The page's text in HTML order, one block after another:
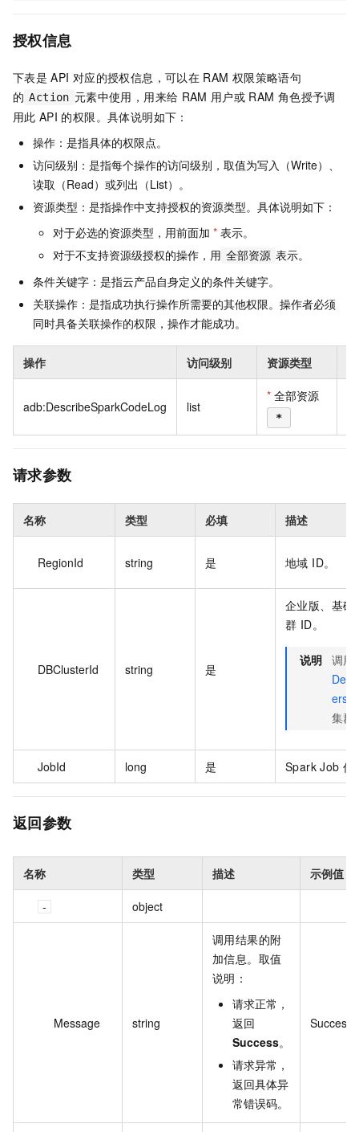
授权信息
下表是 API 对应的授权信息，可以在 RAM 权限策略语句
的 Action 元素中使用，用来给 RAM 用户或 RAM 角色授予调
用此 API 的权限。具体说明如下：
操作：是指具体的权限点。
访问级别：是指每个操作的访问级别，取值为写入（Write）、
读取（Read）或列出（List）。
资源类型：是指操作中支持授权的资源类型。具体说明如下：
对于必选的资源类型，用前面加 * 表示。
对于不支持资源级授权的操作，用 全部资源 表示。
条件关键字：是指云产品自身定义的条件关键字。
关联操作：是指成功执行操作所需要的其他权限。操作者必须
同时具备关联操作的权限，操作才能成功。
操作 访问级别 资源类型
adb:DescribeSparkCodeLog list
* 全部资源
*
请求参数
名称 类型 必填 描述
RegionId string 是 地域 ID。
DBClusterId string 是
企业版、基础
群 ID。
说明 调用
ers
集群
JobId long 是 Spark Job 任
返回参数
名称 类型 描述 示例值
object
Message string
调用结果的附
加信息。取值
说明：
请求正常，
返回
Success。
请求异常，
返回具体异
常错误码。
Success